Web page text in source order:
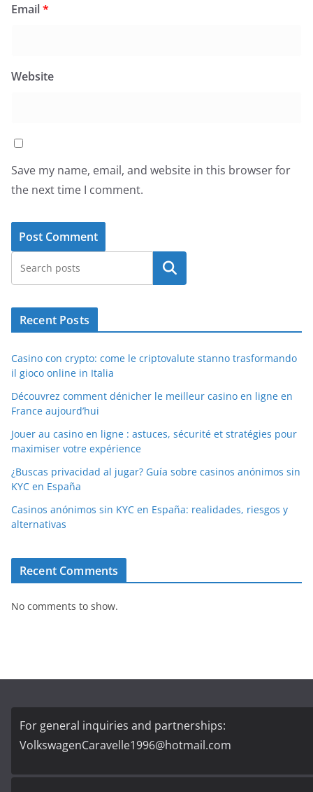
Email*
Website
Save my name, email, and website in this browser for
the next time I comment.
Search
Recent Posts
Casino con crypto: come le criptovalute stanno trasformando
il gioco online in Italia
Découvrez comment dénicher le meilleur casino en ligne en
France aujourd’hui
Jouer au casino en ligne : astuces, sécurité et stratégies pour
maximiser votre expérience
¿Buscas privacidad al jugar? Guía sobre casinos anónimos sin
KYC en España
Casinos anónimos sin KYC en España: realidades, riesgos y
alternativas
Recent Comments
No comments to show.
For general inquiries and partnerships:
VolkswagenCaravelle1996@hotmail.com